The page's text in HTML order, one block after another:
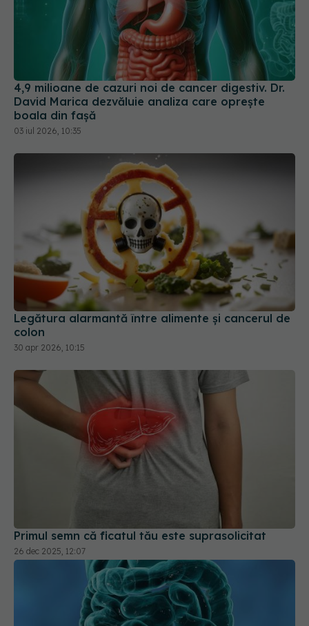
4,9 milioane de cazuri noi de cancer digestiv. Dr.
David Marica dezvăluie analiza care oprește
boala din fașă
03 iul 2026, 10:35
Legătura alarmantă între alimente și cancerul de
colon
30 apr 2026, 10:15